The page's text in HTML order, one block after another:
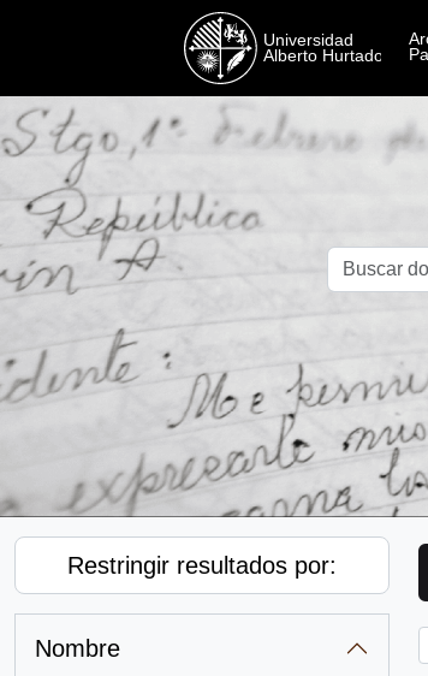
Restringir resultados por:
Nombre